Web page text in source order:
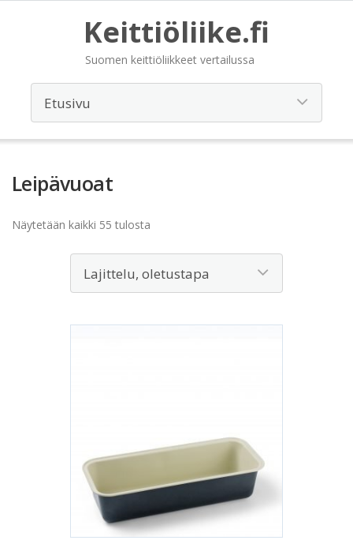
Keittiöliike.fi
Suomen keittiöliikkeet vertailussa
Leipävuoat
Näytetään kaikki 55 tulosta